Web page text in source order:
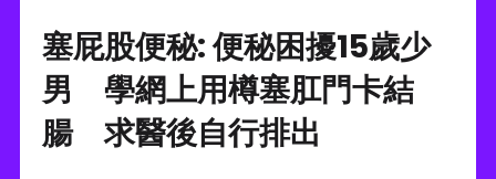
塞屁股便秘: 便秘困擾15歲少
男 學網上用樽塞肛門卡結
腸 求醫後自行排出